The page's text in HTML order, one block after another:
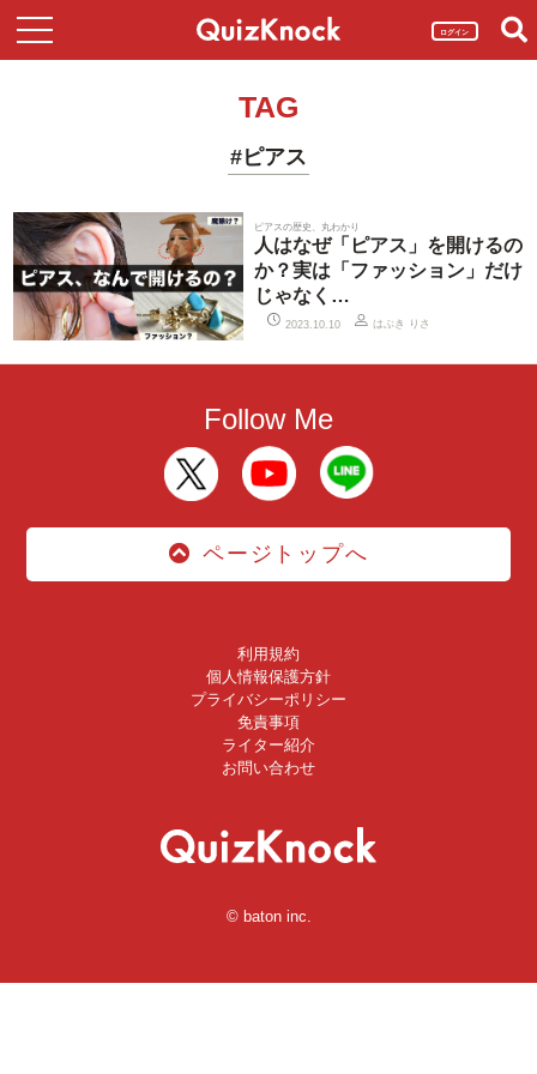
ログイン
TAG
#ピアス
ピアスの歴史、丸わかり
人はなぜ「ピアス」を開けるの
か？実は「ファッション」だけ
じゃなく…
2023.10.10 はぶき りさ
Follow Me
ページトップへ
利用規約
個人情報保護方針
プライバシーポリシー
免責事項
ライター紹介
お問い合わせ
© baton inc.